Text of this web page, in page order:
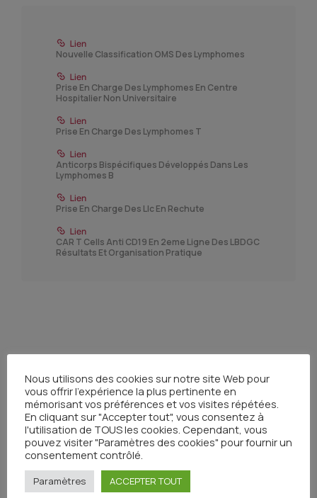
Nouvelle Classification OMS Des Lymphomes
Prise En Charge Des Lymphomes En Centre
Hospitalier Non Universitaire
Prise En Charge Des Lymphomes T
Anticorps Bispécifiques Développés Dans Les
Lymphomes B
Prise En Charge Des Llc En Rechute
CAR T Cells Anti CD19 En 2eme Ligne Des LBDGC
Résultats Et Organisation Pratique
AVEC LE SOUTIEN DE NOS
PARTENAIRES :
Nous utilisons des cookies sur notre site Web pour
vous offrir l'expérience la plus pertinente en
mémorisant vos préférences et vos visites répétées.
En cliquant sur "Accepter tout", vous consentez à
l'utilisation de TOUS les cookies. Cependant, vous
pouvez visiter "Paramètres des cookies" pour fournir un
consentement contrôlé.
Paramètres ACCEPTER TOUT